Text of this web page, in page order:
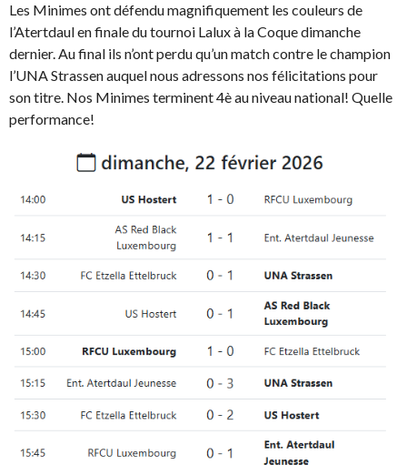
Les Minimes ont défendu magnifiquement les couleurs de
l’Atertdaul en finale du tournoi Lalux à la Coque dimanche
dernier. Au final ils n’ont perdu qu’un match contre le champion
l’UNA Strassen auquel nous adressons nos félicitations pour
son titre. Nos Minimes terminent 4è au niveau national! Quelle
performance!